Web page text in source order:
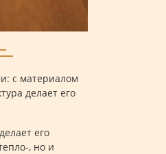
с материалом
делает его
его
, но и